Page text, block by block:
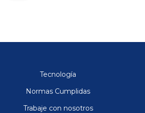
Tecnología
Normas Cumplidas
Trabaje con nosotros